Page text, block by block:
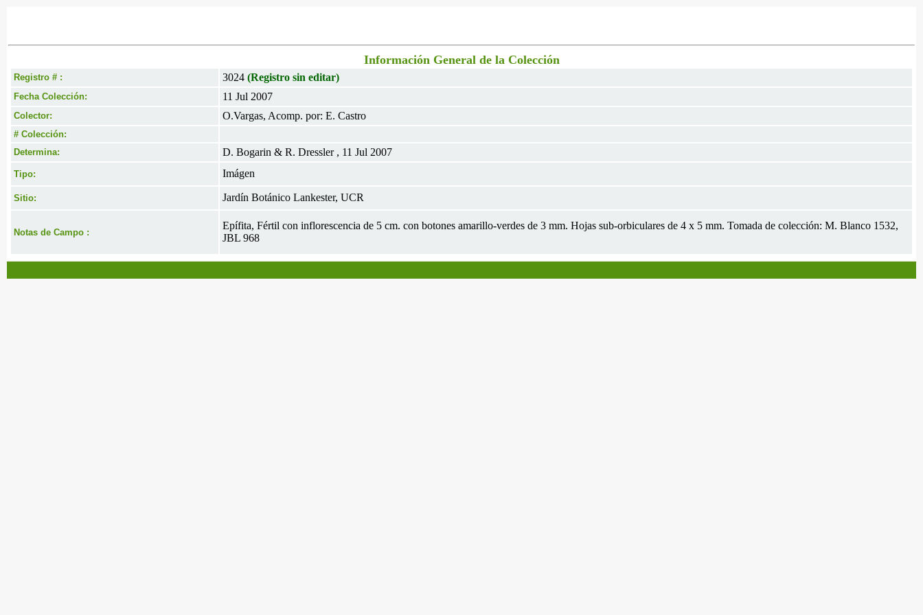
Información General de la Colección
Registro # : 3024 (Registro sin editar)
Fecha Colección: 11 Jul 2007
Colector: O.Vargas, Acomp. por: E. Castro
# Colección:
Determina:
D. Bogarin & R. Dressler , 11 Jul 2007
Tipo: Imágen
Sitio: Jardín Botánico Lankester, UCR
Notas de Campo :
Epífita, Fértil con inflorescencia de 5 cm. con botones amarillo-verdes de 3 mm. Hojas sub-orbiculares de 4 x 5 mm. Tomada de colección: M. Blanco 1532,
JBL 968